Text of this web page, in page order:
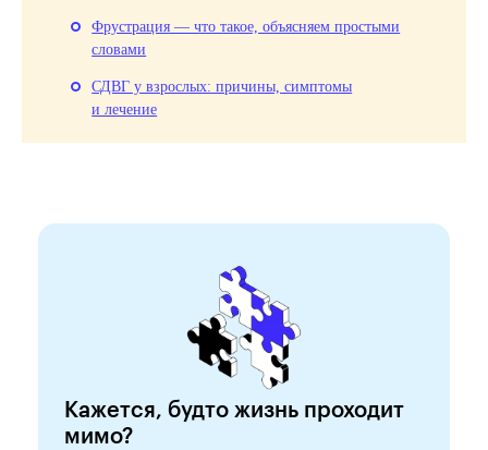
Фрустрация — что такое, объясняем простыми
словами
СДВГ у взрослых: причины, симптомы
и лечение
Кажется, будто жизнь проходит
мимо?